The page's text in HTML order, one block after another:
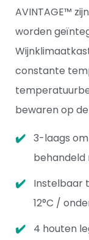
AVINTAGE™
worden
constante
bewaren op
3-laags
Instelbaar
12°C /
4 houten